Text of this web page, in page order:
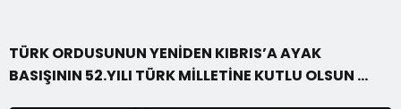
TÜRK ORDUSUNUN YENİDEN KIBRIS’A AYAK
BASIŞININ 52.YILI TÜRK MİLLETİNE KUTLU OLSUN …